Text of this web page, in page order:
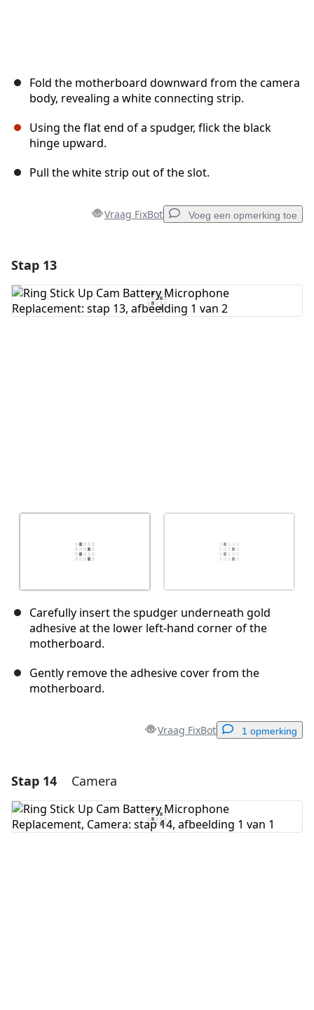
Fold the motherboard downward from the camera
body, revealing a white connecting strip.
Using the flat end of a spudger, flick the black
hinge upward.
Pull the white strip out of the slot.
Vraag FixBot Voeg een opmerking toe
Voeg opmerking toe
Stap 13
Carefully insert the spudger underneath gold
adhesive at the lower left-hand corner of the
motherboard.
Gently remove the adhesive cover from the
motherboard.
Vraag FixBot 1 opmerking
Voeg een opmerking toe
Voeg opmerking toe
Stap 14 Camera